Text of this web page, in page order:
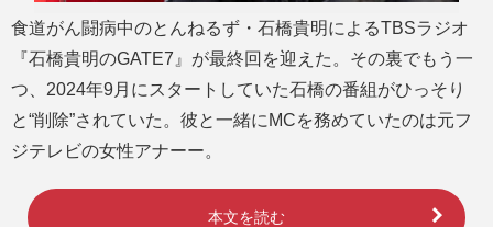
食道がん闘病中のとんねるず・石橋貴明によるTBSラジオ
『石橋貴明のGATE7』が最終回を迎えた。その裏でもう一
つ、2024年9月にスタートしていた石橋の番組がひっそり
と“削除”されていた。彼と一緒にMCを務めていたのは元フ
ジテレビの女性アナーー。
本文を読む